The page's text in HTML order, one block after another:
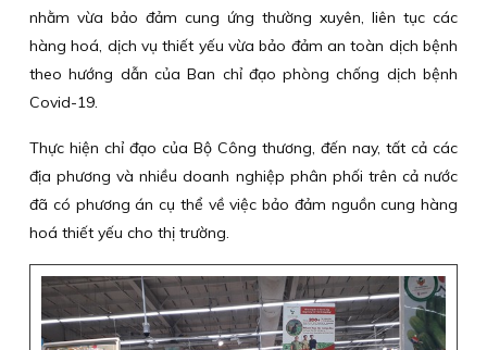
nhằm vừa bảo đảm cung ứng thường xuyên, liên tục các
hàng hoá, dịch vụ thiết yếu vừa bảo đảm an toàn dịch bệnh
theo hướng dẫn của Ban chỉ đạo phòng chống dịch bệnh
Covid-19.
Thực hiện chỉ đạo của Bộ Công thương, đến nay, tất cả các
địa phương và nhiều doanh nghiệp phân phối trên cả nước
đã có phương án cụ thể về việc bảo đảm nguồn cung hàng
hoá thiết yếu cho thị trường.